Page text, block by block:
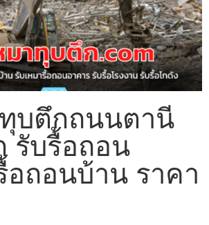
บตึกถนนตานี
รับรื้อถอน
อถอนบ้าน ราคา